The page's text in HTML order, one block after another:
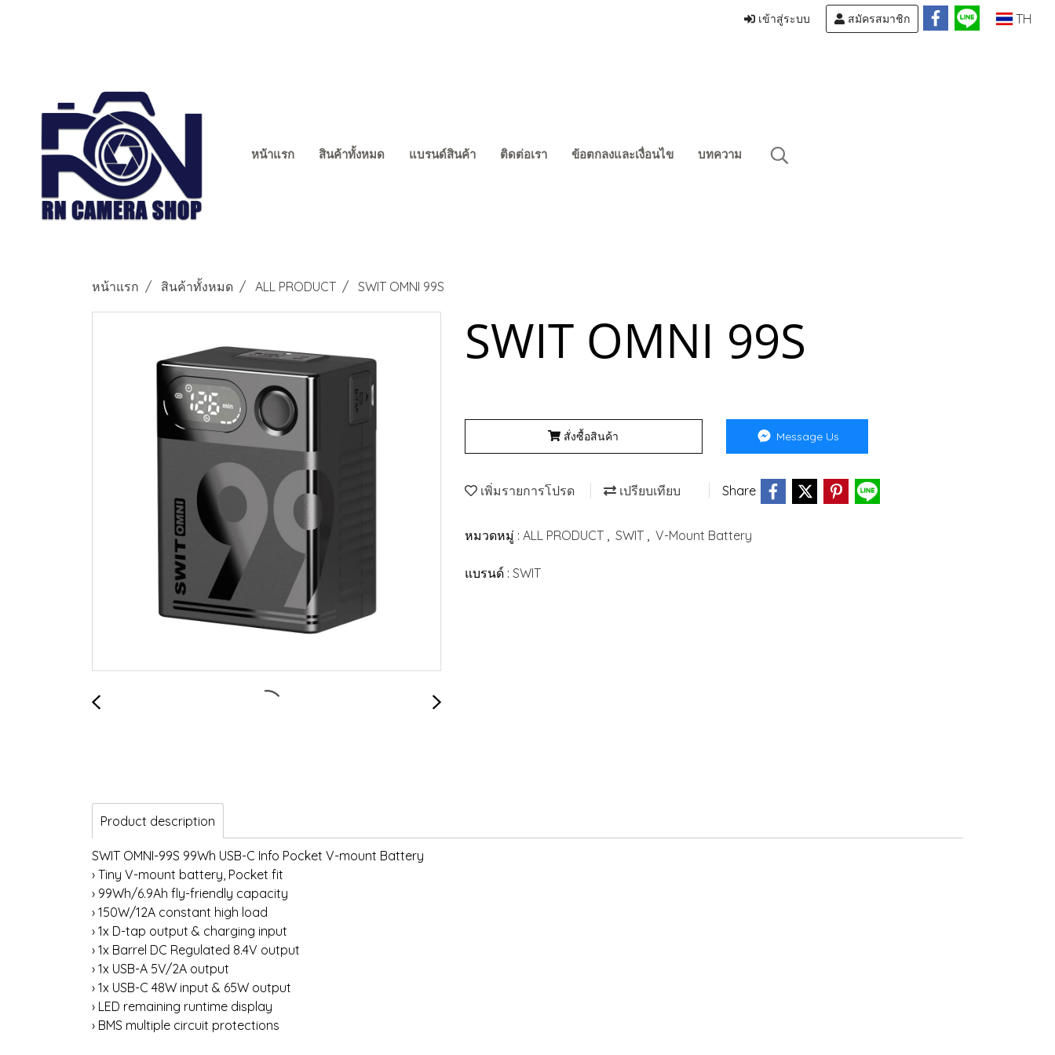
เข้าสู่ระบบ สมัครสมาชิก TH
หน้าแรก สินค้าทั้งหมด แบรนด์สินค้า ติดต่อเรา ข้อตกลงและเงื่อนไข บทความ
หน้าแรก สินค้าทั้งหมด ALL PRODUCT SWIT OMNI 99S
SWIT OMNI 99S
สั่งซื้อสินค้า Message Us
เพิ่มรายการโปรด เปรียบเทียบ Share
หมวดหมู่ : ALL PRODUCT SWIT V-Mount Battery
แบรนด์ : SWIT
Product description
SWIT OMNI-99S 99Wh USB-C Info Pocket V-mount Battery
› Tiny V-mount battery, Pocket fit
› 99Wh/6.9Ah fly-friendly capacity
› 150W/12A constant high load
› 1x D-tap output & charging input
› 1x Barrel DC Regulated 8.4V output
› 1x USB-A 5V/2A output
› 1x USB-C 48W input & 65W output
› LED remaining runtime display
› BMS multiple circuit protections